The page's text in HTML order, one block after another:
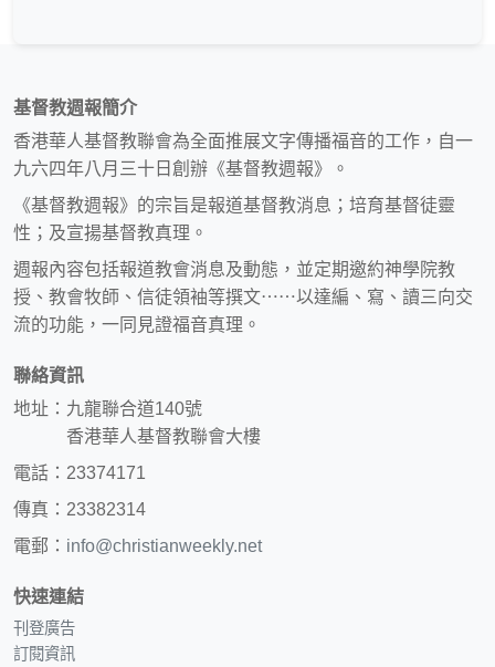
基督教週報簡介
香港華人基督教聯會為全面推展文字傳播福音的工作，自一
九六四年八月三十日創辦《基督教週報》。
《基督教週報》的宗旨是報道基督教消息；培育基督徒靈
性；及宣揚基督教真理。
週報內容包括報道教會消息及動態，並定期邀約神學院教
授、教會牧師、信徒領袖等撰文⋯⋯以達編、寫、讀三向交
流的功能，一同見證福音真理。
聯絡資訊
地址：九龍聯合道140號
香港華人基督教聯會大樓
電話：23374171
傳真：23382314
電郵： info@christianweekly.net
快速連結
刊登廣告
訂閱資訊